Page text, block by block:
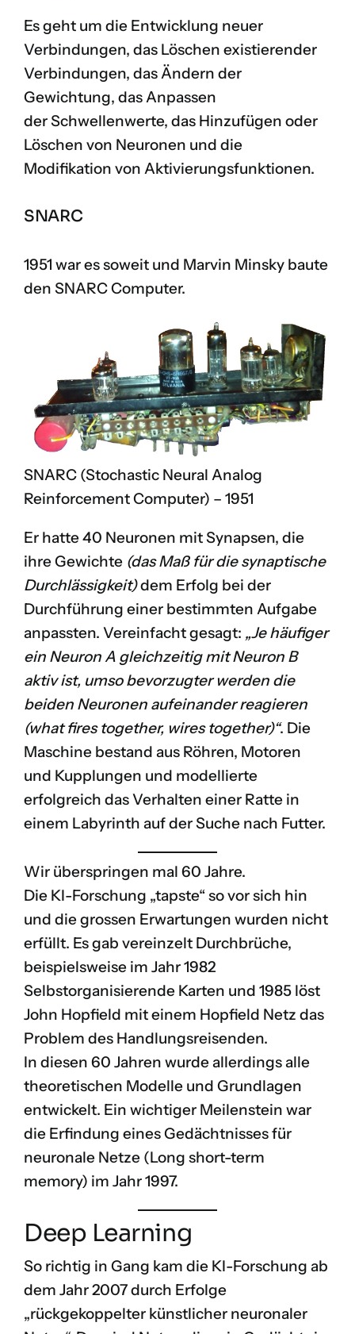
Es geht um die Entwicklung neuer
Verbindungen, das Löschen existierender
Verbindungen, das Ändern der
Gewichtung, das Anpassen
der Schwellenwerte, das Hinzufügen oder
Löschen von Neuronen und die
Modifikation von Aktivierungsfunktionen.
SNARC
1951 war es soweit und Marvin Minsky baute
den SNARC Computer.
SNARC (Stochastic Neural Analog
Reinforcement Computer) – 1951
Er hatte 40 Neuronen mit Synapsen, die
ihre Gewichte (das Maß für die synaptische
Durchlässigkeit)dem Erfolg bei der
Durchführung einer bestimmten Aufgabe
anpassten. Vereinfacht gesagt: „Je häufiger
ein Neuron A gleichzeitig mit Neuron B
aktiv ist, umso bevorzugter werden die
beiden Neuronen aufeinander reagieren
(what fires together, wires together)“. Die
Maschine bestand aus Röhren, Motoren
und Kupplungen und modellierte
erfolgreich das Verhalten einer Ratte in
einem Labyrinth auf der Suche nach Futter.
Wir überspringen mal 60 Jahre.
Die KI-Forschung „tapste“ so vor sich hin
und die grossen Erwartungen wurden nicht
erfüllt. Es gab vereinzelt Durchbrüche,
beispielsweise im Jahr 1982
Selbstorganisierende Karten und 1985 löst
John Hopfield mit einem Hopfield Netz das
Problem des Handlungsreisenden.
In diesen 60 Jahren wurde allerdings alle
theoretischen Modelle und Grundlagen
entwickelt. Ein wichtiger Meilenstein war
die Erfindung eines Gedächtnisses für
neuronale Netze (Long short-term
memory) im Jahr 1997.
Deep Learning
So richtig in Gang kam die KI-Forschung ab
dem Jahr 2007 durch Erfolge
„rückgekoppelter künstlicher neuronaler